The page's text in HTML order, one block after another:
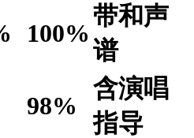
100%
带和声
谱
98%
含演唱
指导